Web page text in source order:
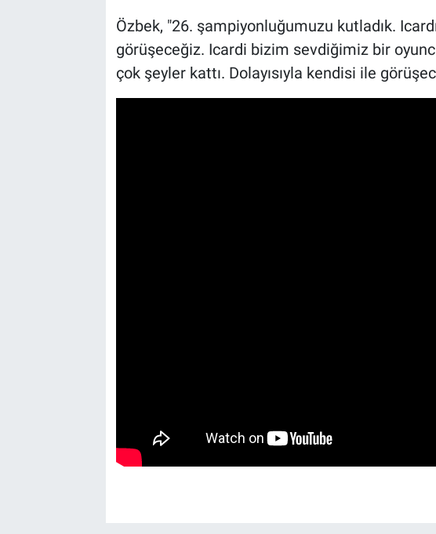
Özbek, "26. şampiyonluğumuzu kutladık.
görüşeceğiz. Icardi bizim sevdiğimiz bir
çok şeyler kattı. Dolayısıyla kendisi ile